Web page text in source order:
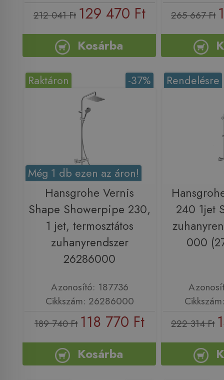
212 041 Ft 129 470 Ft
Kosárba
265 667 Ft
-37%
Raktáron
Még 1 db ezen az áron!
Hansgrohe Vernis
Shape Showerpipe 230,
1 jet, termosztátos
zuhanyrendszer
26286000
Azonosító: 187736
Cikkszám: 26286000
189 740 Ft 118 770 Ft
Kosárba
Rendelésre
240 1jet
000
222 314 Ft